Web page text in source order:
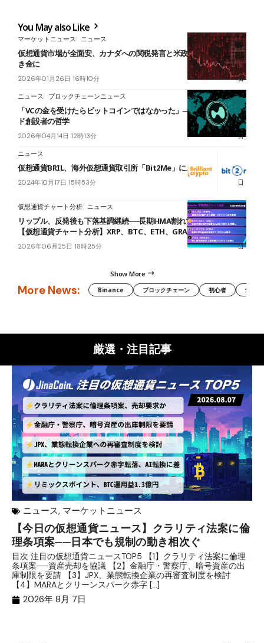
You May also Like
マーケットニュース ニュース
仮想通貨市場が全面安、カナダへの関税発言と米政府閉鎖懸念が引
き金に
2026年01月26日 16時10分
ニュース ブロックチェーンニュース
「VCの金を受けたらビットコインではなかった」──ハイパーリキッ
ド創設者の哲学
2026年04月14日 12時13分
ニュース
仮想通貨BRIL、海外仮想通貨取引所「Bit2Me」に上場決定
2024年10月17日 15時53分
仮想通貨チャート分析 ニュース
リップル、反発後も下落基調継続──長期HMA割れで節目1.00ドルへ
【仮想通貨チャート分析】XRP、BTC、ETH、GRASS
2026年06月25日 18時25分
Show More
More News: Binance ブロックチェーン 初心者 米国
厳選・注目記事
ニュース, マーケットニュース
【今日の仮想通貨ニュース】クラリティ法案に倫
理条項案──日本でも規制の動き相次ぐ
目次 注目の仮想通貨ニュースTOP5 【1】クラリティ法案に倫理
条項案──資産売却を協議 【2】金融庁・警察庁、暗号資産の出
庫制限を要請 【3】JPX、業態転換企業の再審査制度を検討
【4】MARAとクリーンスパーク赤字 […]
2026年 8月 7日